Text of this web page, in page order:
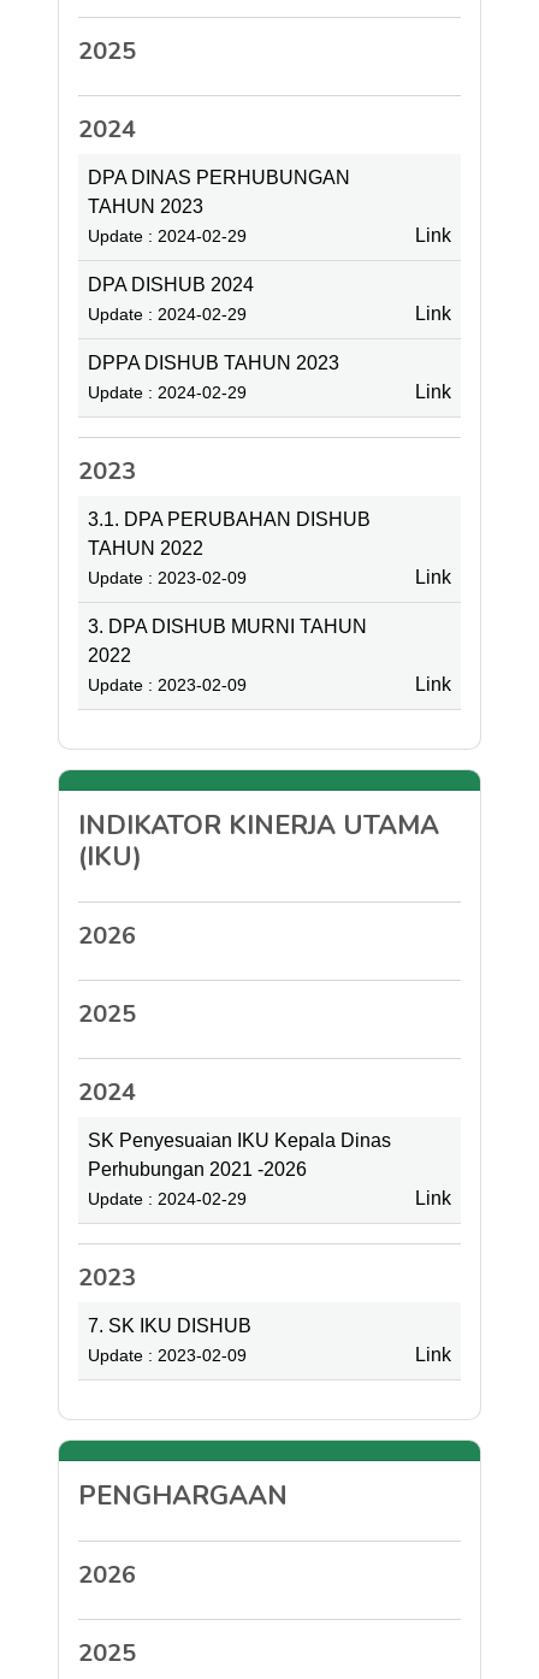
2025
2024
DPA DINAS PERHUBUNGAN
TAHUN 2023
Update : 2024-02-29 Link
DPA DISHUB 2024
Update : 2024-02-29 Link
DPPA DISHUB TAHUN 2023
Update : 2024-02-29 Link
2023
3.1. DPA PERUBAHAN DISHUB
TAHUN 2022
Update : 2023-02-09 Link
3. DPA DISHUB MURNI TAHUN
2022
Update : 2023-02-09 Link
INDIKATOR KINERJA UTAMA
(IKU)
2026
2025
2024
SK Penyesuaian IKU Kepala Dinas
Perhubungan 2021 -2026
Update : 2024-02-29 Link
2023
7. SK IKU DISHUB
Update : 2023-02-09 Link
PENGHARGAAN
2026
2025